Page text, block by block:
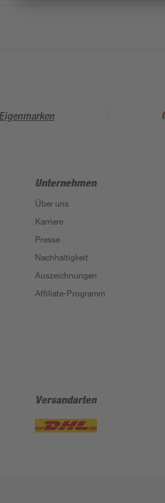
Unternehmen
Über uns
Karriere
Presse
Nachhaltigkeit
Auszeichnungen
Affiliate-Programm
Versandarten